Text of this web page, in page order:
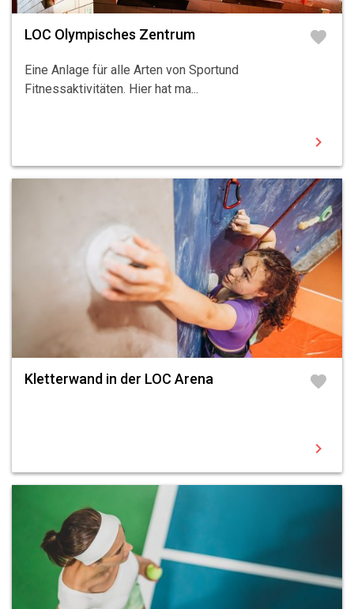
LOC Olympisches Zentrum favorite
Eine Anlage für alle Arten von Sportund
Fitnessaktivitäten. Hier hat ma...
chevron_right
Kletterwand in der LOC Arena favorite
chevron_right